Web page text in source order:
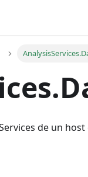
de un